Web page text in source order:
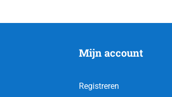
Mijn account
Registreren